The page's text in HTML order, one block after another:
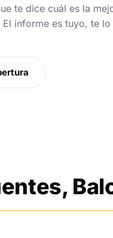
te dice cuál es la
informe es tuyo, te